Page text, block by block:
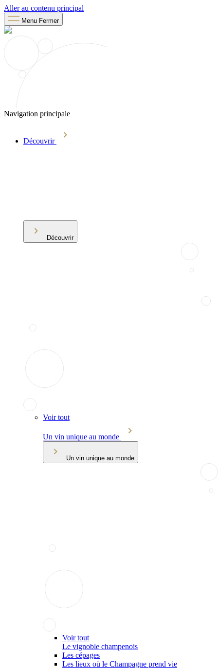
Aller au contenu principal
Menu Fermer
Navigation principale
Découvrir
Découvrir
Voir tout
Un vin unique au monde
Un vin unique au monde
Voir tout
Le vignoble champenois
Les cépages
Les lieux où le Champagne prend vie